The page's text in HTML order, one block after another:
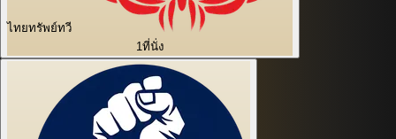
ไทยทรัพย์ทวี
1ที่นั่ง